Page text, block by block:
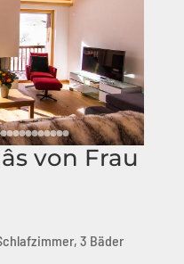
von Frau
3 Bäder